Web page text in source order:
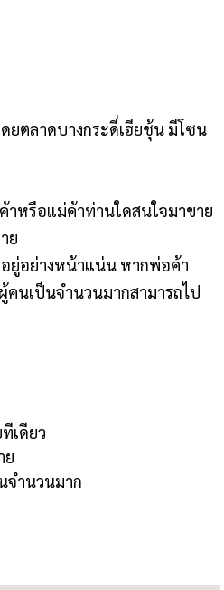
ยตลาดบางกระดี่เฮียชุ้น มีโซน
หรือแม่ค้าท่านใดสนใจมาขาย
ย
ยู่อย่างหน้าแน่น หากพ่อค้า
นเป็นจำนวนมากสามารถไป
เดียว
ย
จำนวนมาก